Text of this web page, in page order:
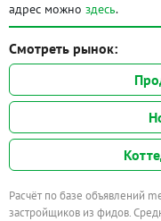
адрес можно здесь.
Смотреть рынок:
Расчёт по базе объявлений
застройщиков из фидов.